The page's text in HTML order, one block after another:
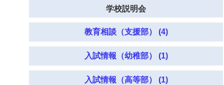
学校説明会
教育相談（支援部） (4)
入試情報（幼稚部） (1)
入試情報（高等部） (1)